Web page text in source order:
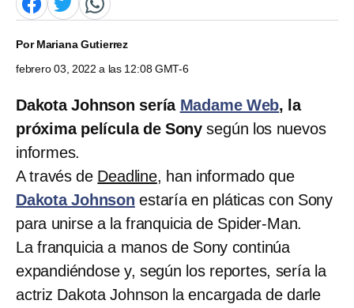
PorMariana Gutierrez
febrero 03, 2022 a las 12:08 GMT-6
Dakota Johnson sería Madame Web, la
próxima película de Sony según los nuevos
informes.
A través de Deadline, han informado que
Dakota Johnson estaría en pláticas con Sony
para unirse a la franquicia de Spider-Man.
La franquicia a manos de Sony continúa
expandiéndose y, según los reportes, sería la
actriz Dakota Johnson la encargada de darle